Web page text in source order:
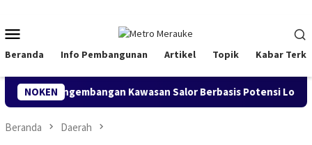
konten
Mobile
Beranda Info Pembangunan Artikel Topik Kabar
NOKEN Kawasan Salor Berbasis Potensi Lokal
Beranda Daerah